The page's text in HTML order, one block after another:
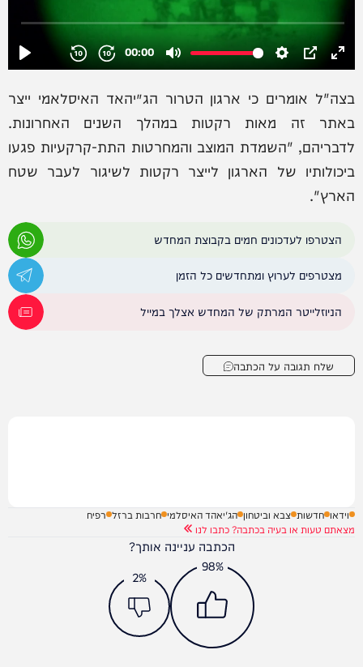
בצה"ל אומרים כי ארגון הטרור הג׳יהאד האיסלאמי ייצר
באתר זה מאות רקטות במהלך השנים האחרונות.
לדבריהם, "השמדת המוצב והמחרטות התת-קרקעיות פגעו
ביכולותיו של הארגון לייצר רקטות לשיגור לעבר שטח
הארץ".
הצטרפו לעדכונים חמים בקבוצת המחדש
מצטרפים לערוץ ומתחדשים כל הזמן
הניוזלייטר המרתק של המחדש אצלך במייל
שלח תגובה על הכתבה
וידאו חדשות צבא וביטחון הג'יאהד האיסלמי חרבות ברזל רפיח
מצאתם טעות או בעיה בכתבה? כתבו לנו
הכתבה עניינה אותך?
98%
2%